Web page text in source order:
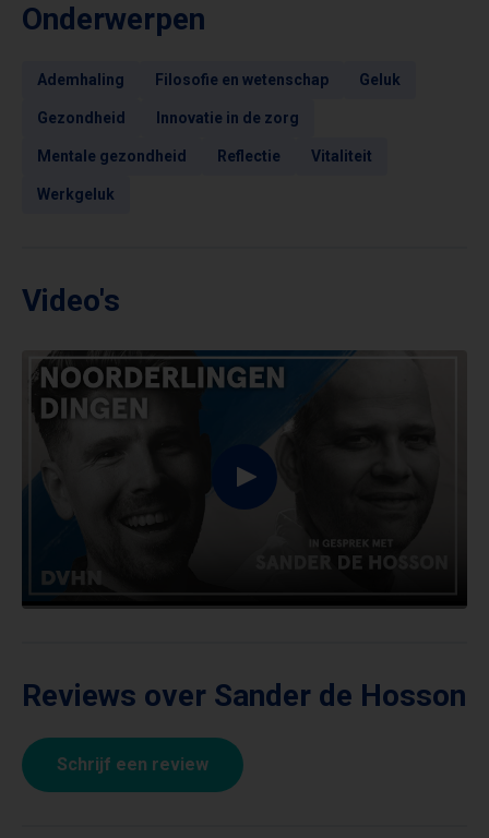
Onderwerpen
Ademhaling Filosofie en wetenschap Geluk
Gezondheid Innovatie in de zorg
Mentale gezondheid Reflectie Vitaliteit
Werkgeluk
Video's
Reviews over Sander de Hosson
Schrijf een review